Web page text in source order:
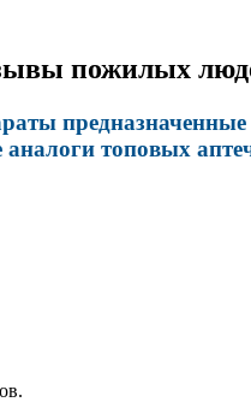
пожилых
предназначенные
топовых